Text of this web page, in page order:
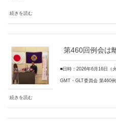
続きを読む
第460回例会は
■日時：2026年6月16日（
GMT・GLT委員会 第460
続きを読む